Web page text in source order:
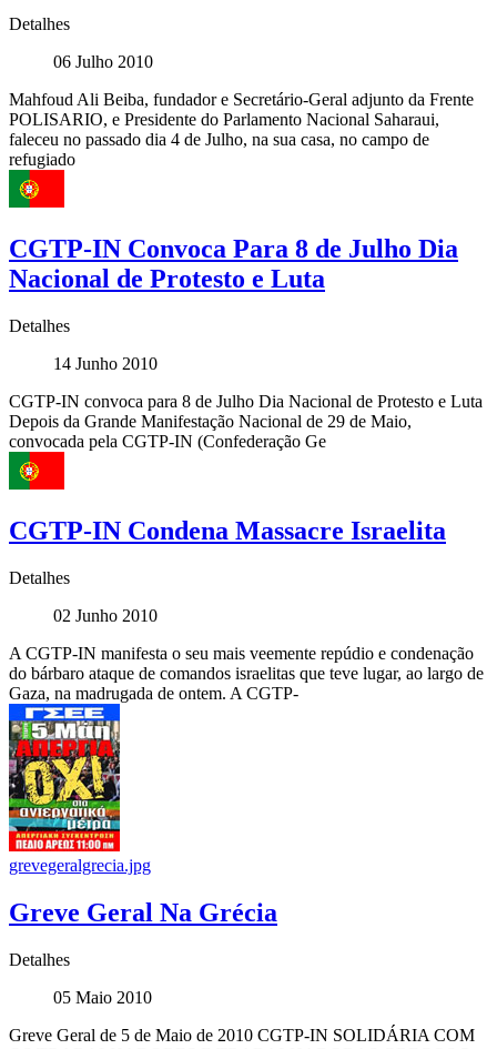
Detalhes
06 Julho 2010
Mahfoud Ali Beiba, fundador e Secretário-Geral adjunto da Frente
POLISARIO, e Presidente do Parlamento Nacional Saharaui,
faleceu no passado dia 4 de Julho, na sua casa, no campo de
refugiado
CGTP-IN Convoca Para 8 de Julho Dia
Nacional de Protesto e Luta
Detalhes
14 Junho 2010
CGTP-IN convoca para 8 de Julho Dia Nacional de Protesto e Luta
Depois da Grande Manifestação Nacional de 29 de Maio,
convocada pela CGTP-IN (Confederação Ge
CGTP-IN Condena Massacre Israelita
Detalhes
02 Junho 2010
A CGTP-IN manifesta o seu mais veemente repúdio e condenação
do bárbaro ataque de comandos israelitas que teve lugar, ao largo de
Gaza, na madrugada de ontem. A CGTP-
grevegeralgrecia.jpg
Greve Geral Na Grécia
Detalhes
05 Maio 2010
Greve Geral de 5 de Maio de 2010 CGTP-IN SOLIDÁRIA COM